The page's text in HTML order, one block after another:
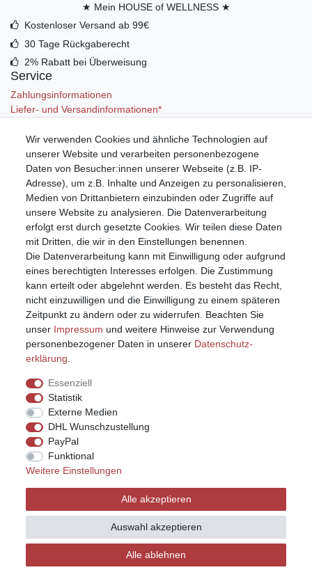
★ Mein HOUSE of WELLNESS ★
Kostenloser Versand ab 99€
30 Tage Rückgaberecht
2% Rabatt bei Überweisung
Service
Zahlungsinformationen
Liefer- und Versandinformationen*
Mein Konto
Registrieren
Anmelden (Login)
Warenkorb
Wir verwenden Cookies und ähnliche Technologien auf
unserer Website und verarbeiten personenbezogene
Daten von Besucher:innen unserer Webseite (z.B. IP-
Adresse), um z.B. Inhalte und Anzeigen zu personalisieren,
Medien von Drittanbietern einzubinden oder Zugriffe auf
unsere Website zu analysieren. Die Datenverarbeitung
erfolgt erst durch gesetzte Cookies. Wir teilen diese Daten
mit Dritten, die wir in den Einstellungen benennen.
Die Datenverarbeitung kann mit Einwilligung oder aufgrund
eines berechtigten Interesses erfolgen. Die Zustimmung
kann erteilt oder abgelehnt werden. Es besteht das Recht,
nicht einzuwilligen und die Einwilligung zu einem späteren
Zeitpunkt zu ändern oder zu widerrufen. Beachten Sie
unser Impressum und weitere Hinweise zur Verwendung
personenbezogener Daten in unserer Daten­schutz­
erklärung
Essenziell
Statistik
Externe Medien
DHL Wunschzustellung
PayPal
Funktional
Weitere Einstellungen
Alle akzeptieren
Alle ablehnen
Auswahl akzeptieren
Vertrag widerrufen